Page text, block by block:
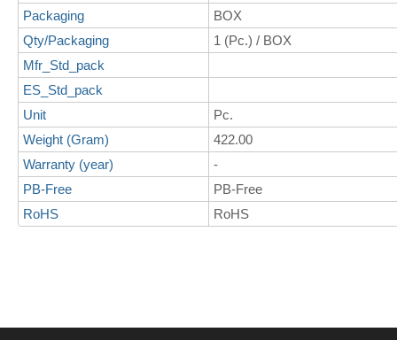
Packaging
BOX
Qty/Packaging
1 (Pc.) / BOX
Mfr_Std_pack
ES_Std_pack
Unit
Pc.
Weight (Gram)
422.00
Warranty (year)
-
PB-Free
PB-Free
RoHS
RoHS